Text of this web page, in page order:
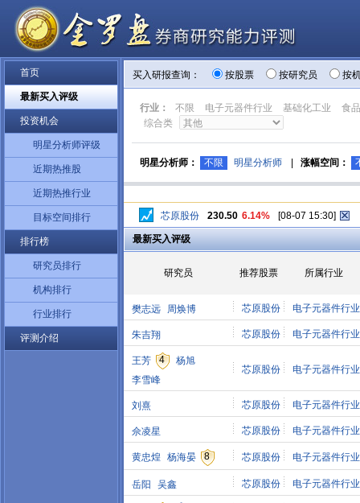
首页
最新买入评级
投资机会
明星分析师评级
近期热推股
近期热推行业
目标空间排行
排行榜
研究员排行
机构排行
行业排行
评测介绍
买入研报查询： 按股票 按研究员 按
行业： 不限 电子元器件行业 基础化工业
食
综合类
明星分析师： 不限 明星分析师 涨幅空间：
芯原股份 230.50 6.14% [08-07 15:30]
最新买入评级
研究员 推荐股票 所属行业
樊志远 周焕博 芯原股份 电子元器件行业
朱吉翔 芯原股份 电子元器件行业
王芳 4
杨旭
李雪峰
芯原股份 电子元器件行业
刘熹 芯原股份 电子元器件行业
佘凌星 芯原股份 电子元器件行业
黄忠煌 杨海晏 8 芯原股份 电子元器件行业
岳阳 吴鑫 芯原股份 电子元器件行业